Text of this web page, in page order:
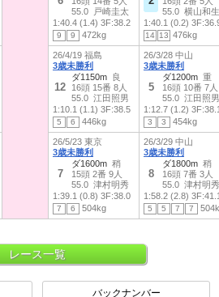
55.0 戸崎圭太
1:40.4 (1.4) 3F:38.2
9 9 472kg
55.0 横山和生
1:40.1 (0.2)
14 13 476kg
26/4/19 福島
3歳未勝利
12
ダ1150m 良
16頭 15番 8人
55.0 江田照男
1:10.1 (1.1) 3F:38.5
5 6 446kg
26/3/28 中山
3歳未勝利
5
ダ1200m 重
16頭 10番 7人
55.0 江田照男
1:12.7 (1.2)
3 3 454kg
26/5/23 東京
3歳未勝利
7
ダ1600m 稍
15頭 2番 9人
55.0 津村明秀
1:39.1 (0.8) 3F:38.0
7 6 504kg
26/3/29 中山
3歳未勝利
8
ダ1800m 稍
16頭 7番 3人
55.0 津村明秀
1:58.2 (2.8)
5 5 7 7
レース一覧
バックナンバー